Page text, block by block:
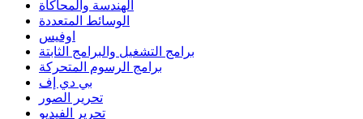
الهندسة والمحاكاة
الوسائط المتعددة
اوفيس
برامج التشغيل والبرامج الثابتة
برامج الرسوم المتحركة
بي دي إف
تحرير الصور
تحرير الفيديو